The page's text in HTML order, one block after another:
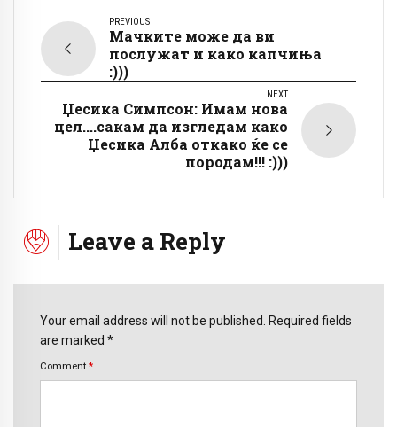
PREVIOUS
Мачките може да ви
послужат и како капчиња
:)))
NEXT
Џесика Симпсон: Имам нова
цел....сакам да изгледам како
Џесика Алба откако ќе се
породам!!! :)))
Leave a Reply
Your email address will not be published. Required fields
are marked *
Comment *